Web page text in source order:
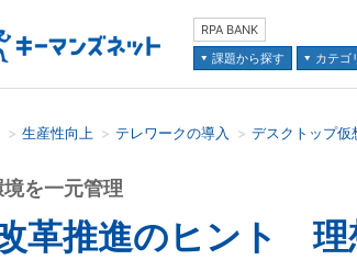
RPA BANK
課題から探す
カテゴ
生産性向上 テレワークの導入 デスクトップ仮
革推進のヒント 理
を一元管理